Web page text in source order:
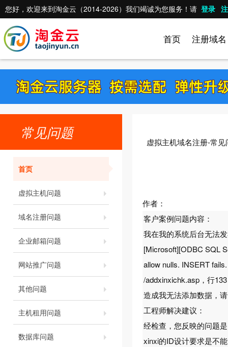
您好，欢迎来到淘金云（2014-2026）我们竭诚为您服务！请 登录
注册域名
首页
常见问题
首页
虚拟主机问题
域名注册问题
企业邮箱问题
网站推广问题
其他问题
主机租用问题
数据库问题
虚拟主机域名注册-常见
作者：
客户案例问题内容：
我在我的系统后台无法
[Microsoft][ODBC SQL
allow nulls. INSERT fails.
/addxinxichk.asp，行133
造成我无法添加数据，
工程师解决建议：
经检查，您反映的问题
xinxi的ID设计要求是不